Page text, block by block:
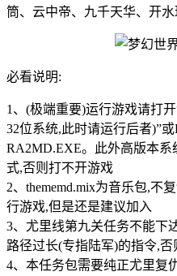
筒、云中帝、九千天华、开水
必看说明:
1、(极端重要)运行游戏请打
32位系统,此时请运行后者)”
RA2MD.EXE。此外高版本系
式,否则打不开游戏
2、thememd.mix为音乐包,不
行游戏,但是还是建议加入
3、尤里线第九关任务不能下
路径过长(专指陆军)的指令,否
4、本任务包需要纯正尤里复